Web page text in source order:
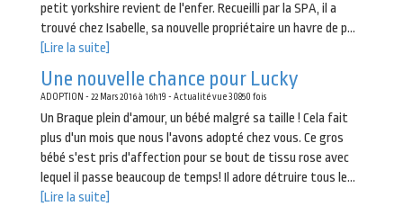
petit yorkshire revient de l'enfer. Recueilli par la SPA, il a
trouvé chez Isabelle, sa nouvelle propriétaire un havre de p...
[Lire la suite]
Une nouvelle chance pour Lucky
ADOPTION - 22 Mars 2016 à 16h19 - Actualité vue 30850 fois
Un Braque plein d'amour, un bébé malgré sa taille ! Cela fait
plus d'un mois que nous l'avons adopté chez vous. Ce gros
bébé s'est pris d'affection pour se bout de tissu rose avec
lequel il passe beaucoup de temps! Il adore détruire tous le...
[Lire la suite]